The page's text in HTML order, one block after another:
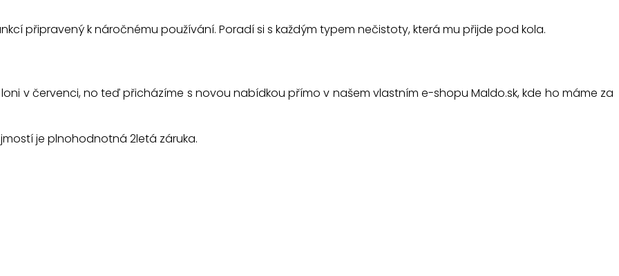
připravený k náročnému používání. Poradí si s každým typem nečistoty, která mu přijde pod kola.
v červenci, no teď přicházíme s novou nabídkou přímo v našem vlastním e-shopu Maldo.sk, kde ho máme za
je plnohodnotná 2letá záruka.